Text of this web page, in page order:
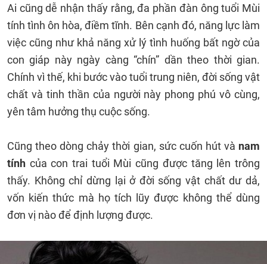
Ai cũng dễ nhận thấy rằng, đa phần đàn ông tuổi Mùi
tính tình ôn hòa, điềm tĩnh. Bên cạnh đó, năng lực làm
việc cũng như khả năng xử lý tình huống bất ngờ của
con giáp này ngày càng “chín” dần theo thời gian.
Chính vì thế, khi bước vào tuổi trung niên, đời sống vật
chất và tinh thần của người này phong phú vô cùng,
yên tâm hưởng thụ cuộc sống.
Cũng theo dòng chảy thời gian, sức cuốn hút và nam
tính của con trai tuổi Mùi cũng được tăng lên trông
thấy. Không chỉ dừng lại ở đời sống vật chất dư dả,
vốn kiến thức mà họ tích lũy được không thể dùng
đơn vị nào để định lượng được.